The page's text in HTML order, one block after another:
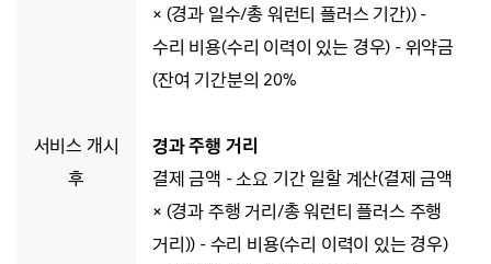
서비스 개시
후
× (경과 일수/총 워런티 플러스 기간)) -
수리 비용(수리 이력이 있는 경우) - 위약금
(잔여 기간분의 20%
경과 주행 거리
결제 금액 - 소요 기간 일할 계산(결제 금액
× (경과 주행 거리/총 워런티 플러스 주행
거리)) - 수리 비용(수리 이력이 있는 경우)